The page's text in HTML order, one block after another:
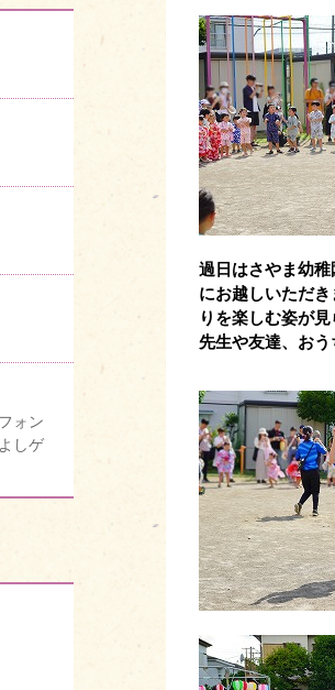
ォン
しゲ
過日はさやま幼
にお越しいただ
りを楽しむ姿が
先生や友達、お